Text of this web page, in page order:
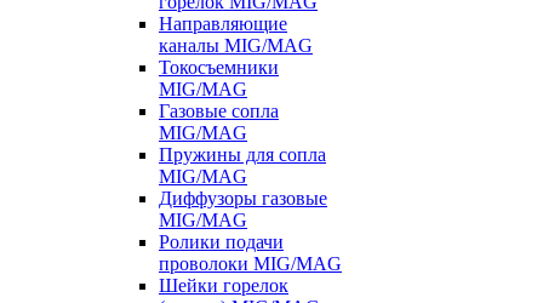
Направляющие
каналы MIG/MAG
Токосъемники
MIG/MAG
Газовые сопла
MIG/MAG
Пружины для сопла
MIG/MAG
Диффузоры газовые
MIG/MAG
Ролики подачи
проволоки MIG/MAG
Шейки горелок